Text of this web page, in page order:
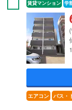
賃貸マンション 学
エアコン バス・